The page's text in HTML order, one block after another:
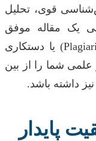
قوی، تحلیل
یک مقاله موفق
هستند. از هرگونه سرقت علمی (Plagiarism) یا دستکاری
علمی شما را از بین
داشته باشد.
پایدار